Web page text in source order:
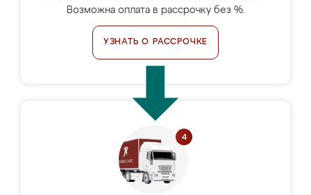
Возможна оплата в рассрочку без %.
УЗНАТЬ О РАССРОЧКЕ